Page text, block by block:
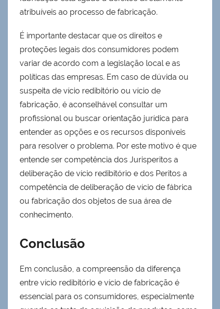
atribuíveis ao processo de fabricação.
É importante destacar que os direitos e
proteções legais dos consumidores podem
variar de acordo com a legislação local e as
políticas das empresas. Em caso de dúvida ou
suspeita de vício redibitório ou vício de
fabricação, é aconselhável consultar um
profissional ou buscar orientação jurídica para
entender as opções e os recursos disponíveis
para resolver o problema. Por este motivo é que
entende ser competência dos Jurisperitos a
deliberação de vício redibitório e dos Peritos a
competência de deliberação de vício de fábrica
ou fabricação dos objetos de sua área de
conhecimento.
Conclusão
Em conclusão, a compreensão da diferença
entre vício redibitório e vício de fabricação é
essencial para os consumidores, especialmente